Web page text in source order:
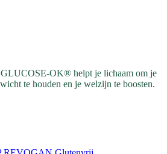
OK® helpt je lichaam om je
te houden en je welzijn te boosten.